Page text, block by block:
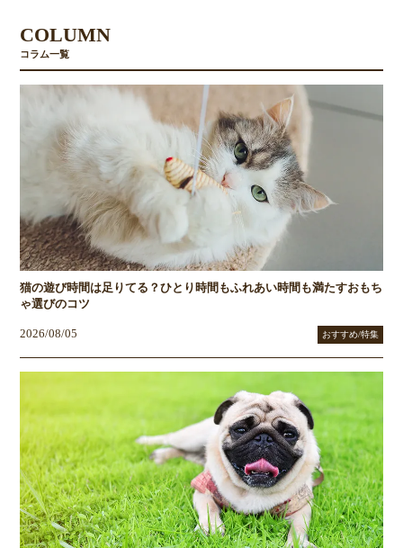
COLUMN
コラム一覧
猫の遊び時間は足りてる？ひとり時間もふれあい時間も満たすおもち
ゃ選びのコツ
2026/08/05 おすすめ/特集